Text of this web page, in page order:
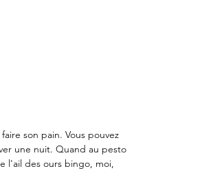
son pain. Vous pouvez
une nuit. Quand au pesto
l'ail des ours bingo, moi,